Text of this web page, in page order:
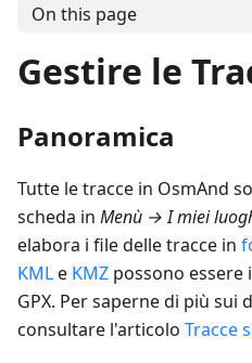
On this page
Gestire le
Panoramica
Tutte le tracce in OsmAnd
scheda in Menù →I miei
elabora i file delle tracce in
KMLe KMZ possono
GPX. Per saperne di più sui
consultare l'articolo Tracce